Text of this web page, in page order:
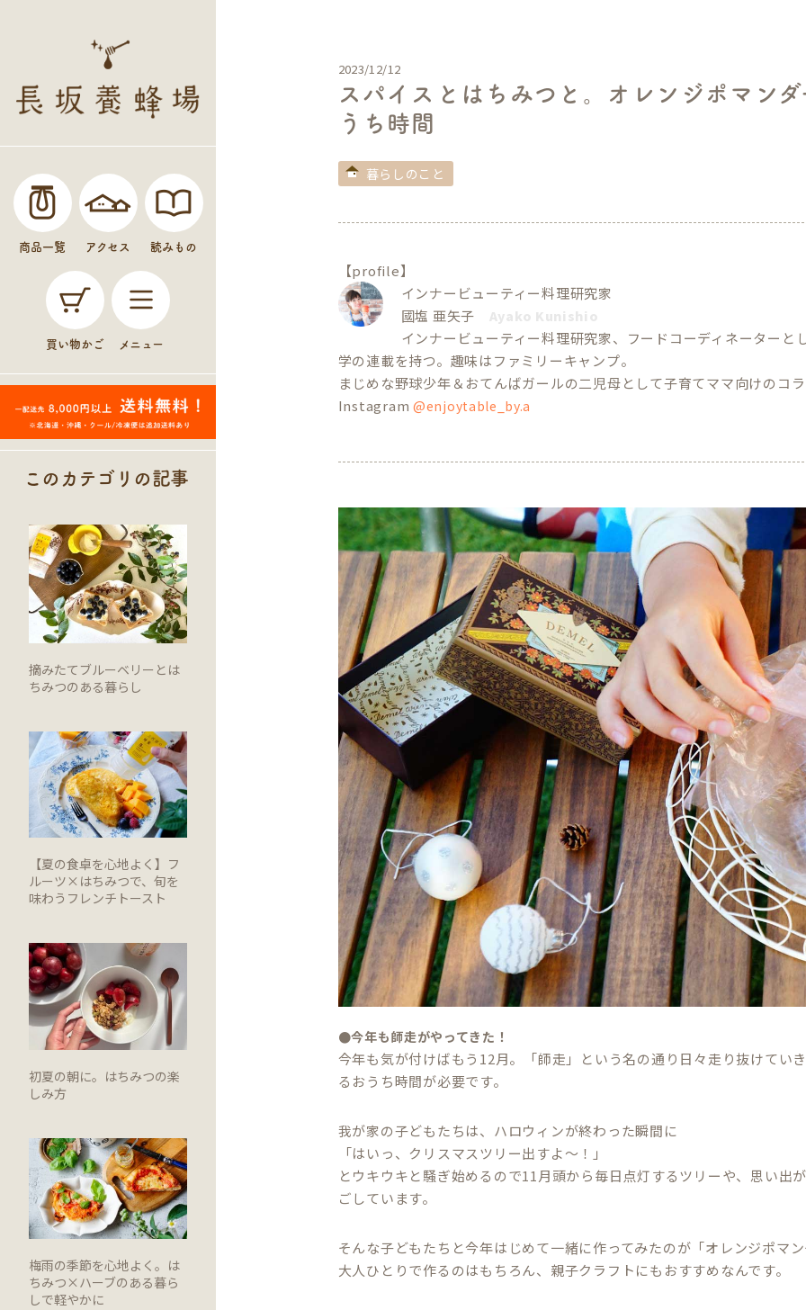
商品一覧 アクセス 読みもの
買い物かご メニュー
このカテゴリの記事
摘みたてブルーベリーとは
ちみつのある暮らし
【夏の食卓を心地よく】フ
ルーツ×はちみつで、旬を
味わうフレンチトースト
初夏の朝に。はちみつの楽
しみ方
梅雨の季節を心地よく。は
ちみつ×ハーブのある暮ら
しで軽やかに
2023/12/12
スパイスとはちみつと。オレンジポマン
うち時間
暮らしのこと
【profile】
インナービューティー料理研究家
國塩 亜矢子
インナービューティー料理研究家、フードコーディネーター
学の連載を持つ。趣味はファミリーキャンプ。
まじめな野球少年＆おてんばガールの二児母として子育てママ向けのコ
Instagram @enjoytable_by.a
●今年も師走がやってきた！
今年も気が付けばもう12月。「師走」という名の通り日々走り抜けて
るおうち時間が必要です。
我が家の子どもたちは、ハロウィンが終わった瞬間に
「はいっ、クリスマスツリー出すよ～！」
とウキウキと騒ぎ始めるので11月頭から毎日点灯するツリーや、思い出
ごしています。
そんな子どもたちと今年はじめて一緒に作ってみたのが「オレンジポマ
大人ひとりで作るのはもちろん、親子クラフトにもおすすめなんです。